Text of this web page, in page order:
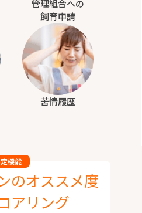
管理組合への
飼育申請
苦情履歴
機能
のオススメ度
アリング